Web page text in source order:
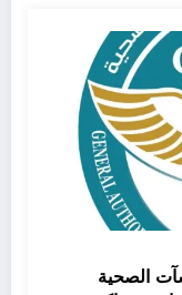
الصحية